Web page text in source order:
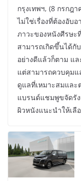
กรุงเทพฯ, (8 กรกฎ
ไม่ใช่เรื่องที่ต้องอับ
ภาวะของหนังศีรษะ
สามารถเกิดขึ้นได้กั
อย่างดีแล้วก็ตาม แ
แต่สามารถควบคุมแ
ดูแลที่เหมาะสมและ
แบรนด์แชมพูขจัดรั
ผิวหนังแนะนำให้เลื